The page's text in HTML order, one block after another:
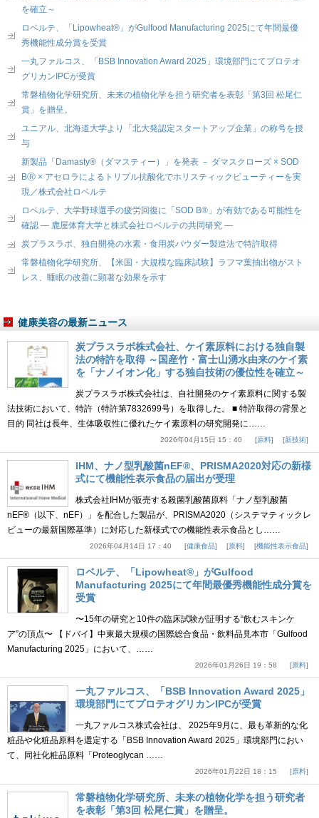
を確立～
ロベルテ、「Lipowheat®」がGulfood Manufacturing 2025にて年間最優
秀機能性成分賞を受賞
一丸ファルコス、「BSB Innovation Award 2025」環境部門にてプロテオ
グリカンIPCが受賞
常磐植物化学研究所、未来の植物化学を担う研究者を表彰「第3回 松尾仁
賞」を贈呈。
ユニアル、北海道大学より「北大発認定スタートアップ企業」の称号を授
与
新製品「Damasty®（ダマスティー）」を発表 － ダマスクローズ × SOD
BⓇ × アセロラによるトリプル抗酸化でホリスティックビューティーを実
現／株式会社ロベルテ
ロベルテ、大学野球選手の疲労回復に「SOD B®」が有効である可能性を
確認 ― 鹿屋体育大学と株式会社ロベルテの共同研究 ―
炭プラスラボ、独自開発の水素・食用炭パウダー製造法で特許取得
常磐植物化学研究所、【米国・大規模な臨床試験】ラフマ葉抽出物がスト
レス、睡眠の改善に顕著な効果を示す
健康美容の最新ニュース
炭プラスラボ株式会社、ケイ素原料における独自製
法の特許を取得 ～国産竹・富士山湧水由来のケイ素
を「ナノイオン化」する独自技術の優位性を確立～
炭プラスラボ株式会社は、自社開発のケイ素原料に関する製
法技術において、特許（特許第7832699号）を取得した。 ■ 特許取得の背景と
目的 同社は長年、生体吸収性に優れたケイ素原料の研究開発に……
2026年04月15日 15：40 原料 新技術
IHM、ナノ型乳酸菌nEF®、PRISMA2020対応の新様
式にて機能性表示食品の届出が受理
株式会社IHMが販売する殺菌乳酸菌原料「ナノ型乳酸菌
nEF®（以下、nEF）」を配合した製品が、PRISMA2020（システマティックレ
ビューの最新国際基準）に対応した新様式での機能性表示食品とし……
2026年04月14日 17：40 健康食品 原料 機能性表示食品
ロベルテ、「Lipowheat®」がGulfood
Manufacturing 2025にて年間最優秀機能性成分賞を
受賞
〜15年の研究と10件の臨床試験が証明する“飲むスキンケ
ア”の頂点〜 【ドバイ】中東最大規模の国際総合食品・飲料品見本市「Gulfood
Manufacturing 2025」において、……
2026年01月26日 19：58 原料
一丸ファルコス、「BSB Innovation Award 2025」
環境部門にてプロテオグリカンIPCが受賞
一丸ファルコス株式会社は、 2025年9月に、最も革新的な化
粧品や化粧品原料を選定する「BSB Innovation Award 2025」環境部門におい
て、同社化粧品原料「Proteoglycan ……
2026年01月22日 18：15 原料
常磐植物化学研究所、未来の植物化学を担う研究者
を表彰「第3回 松尾仁賞」を贈呈。